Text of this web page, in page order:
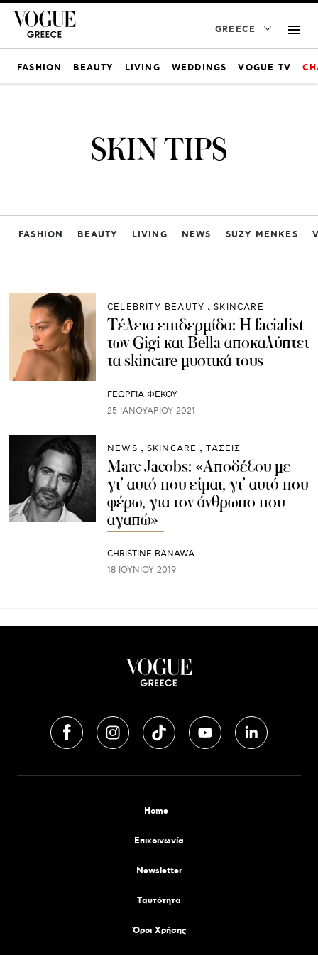
GREECE
FASHION BEAUTY LIVING WEDDINGS VOGUE TV
SKIN TIPS
FASHION BEAUTY LIVING NEWS SUZY MENKES
CELEBRITY BEAUTY SKINCARE
Τέλεια επιδερμίδα: Η facialist
των Gigi και Bella αποκαλύπτει
τα skincare μυστικά τους
ΓΕΩΡΓΙΑ ΦΕΚΟΥ
25 ΙΑΝΟΥΑΡΊΟΥ 2021
NEWS SKINCARE ΤΑΣΕΙΣ
Marc Jacobs: «Αποδέξου με
γι’ αυτό που είμαι, γι’ αυτό που
φέρω, για τον άνθρωπο που
αγαπώ»
CHRISTINE BANAWA
18 ΙΟΥΝΊΟΥ 2019
Home
Επικοινωνία
Newsletter
Tαυτότητα
Όροι Χρήσης